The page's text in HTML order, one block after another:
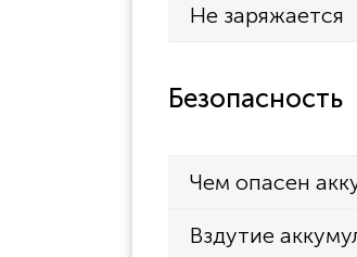
Не заряжается
Безопасность
Чем опасен
Вздутие